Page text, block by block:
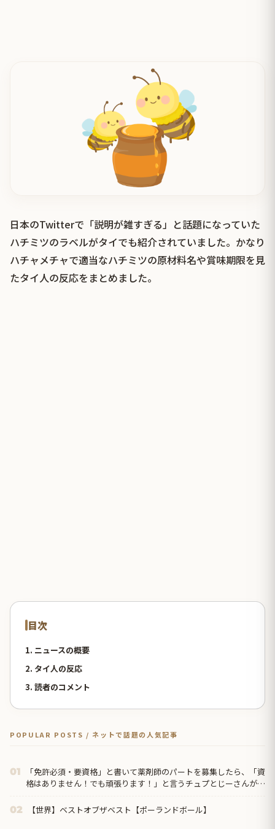
日本のTwitterで「説明が雑すぎる」と話題になっていた
ハチミツのラベルがタイでも紹介されていました。かなり
ハチャメチャで適当なハチミツの原材料名や賞味期限を見
たタイ人の反応をまとめました。
目次
1. ニュースの概要
2. タイ人の反応
3. 読者のコメント
POPULAR POSTS / ネットで話題の人気記事
01
「免許必須・要資格」と書いて薬剤師のパートを募集したら、「資
格はありません！でも頑張ります！」と言うチュプとじーさんが大
02 【世界】ベストオブザベスト【ポーランドボール】